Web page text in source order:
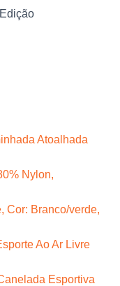
Atoalhada
Nylon,
Cor: Branco/verde,
Ao Ar Livre
Esportiva